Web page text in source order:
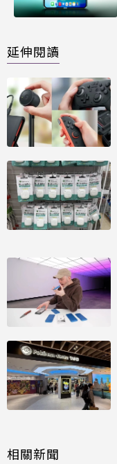
延伸閱讀
相關新聞